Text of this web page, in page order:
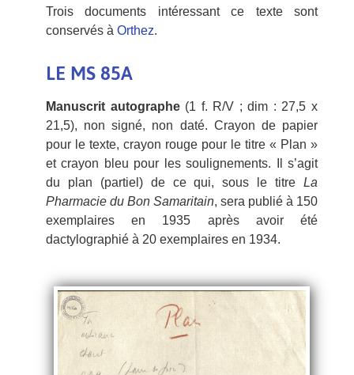
Trois documents intéressant ce texte sont
conservés à Orthez.
LE MS 85A
Manuscrit autographe(1 f. R/V ; dim : 27,5 x
21,5), non signé, non daté. Crayon de papier
pour le texte, crayon rouge pour le titre « Plan »
et crayon bleu pour les soulignements. Il s’agit
du plan (partiel) de ce qui, sous le titre La
Pharmacie du Bon Samaritain, sera publié à 150
exemplaires en 1935 après avoir été
dactylographié à 20 exemplaires en 1934.